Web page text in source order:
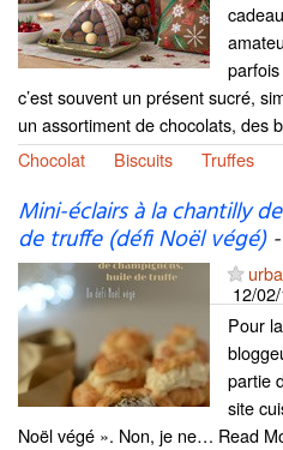
c’est souvent un présent sucré,
un assortiment de chocolats, des
Chocolat
Biscuits Truffes
Mini-éclairs à la chantilly
de truffe (défi Noël végé)-
12/
Pour
partie
site
Noël végé ». Non, je ne… Read